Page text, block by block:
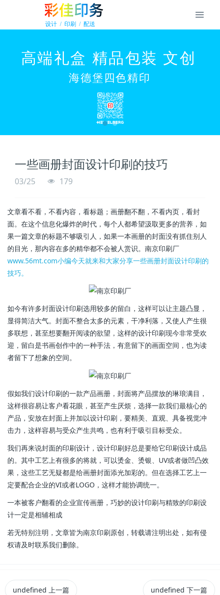
一些画册封面设计印刷的技巧
03/25 179
文章看不看，不看内容，看标题；画册翻不翻，不看内页，看封
面。在这个信息化爆炸的时代，每个人都希望汲取更多的营养，如
果一篇文章的标题不够吸引人，如果一本画册的封面没有抓住别人
的目光，那内容在多的精华都不会被人赏识。南京印刷厂
www.56mt.com小编今天就来和大家分享一些画册封面设计印刷的
技巧。
如今有许多封面设计印刷选用较多的留白，这样可以让主题凸显，
显得简洁大气。封面不整合太多的元素，干净利落，又使人产生很
多联想，甚至想要翻开阅读的欲望，这样的设计印刷现今非常受欢
迎，留白是书画创作中的一种手法，有意留下的画面空间，也为读
者留下了想象的空间。
假如我们设计印刷的一款产品画册，封面将产品摆放的琳琅满目，
这样很容易让客户看花眼，甚至产生厌烦，选择一款我们最核心的
产品，安放在封面上并加以设计印刷，要精美、直观、具备视觉冲
击力，这样容易与受众产生共鸣，也有利于吸引目标受众。
我们再来说封面的印刷设计，设计印刷好总是要给它印刷设计成品
的。其中工艺上有很多的将就，可以烫金、烫银、UV或者做凹凸效
果，这些工艺无疑都是给画册封面添光加彩的。但在选择工艺上一
定要配合企业的VI或者LOGO，这样才能协调统一。
一本被客户翻看的企业宣传画册，巧妙的设计印刷与精致的印刷设
计一定是相辅相成
若无特别注明，文章皆为南京印刷原创，转载请注明出处，如有侵
权请及时联系我们删除。
undefined 上一篇 undefined 下一篇